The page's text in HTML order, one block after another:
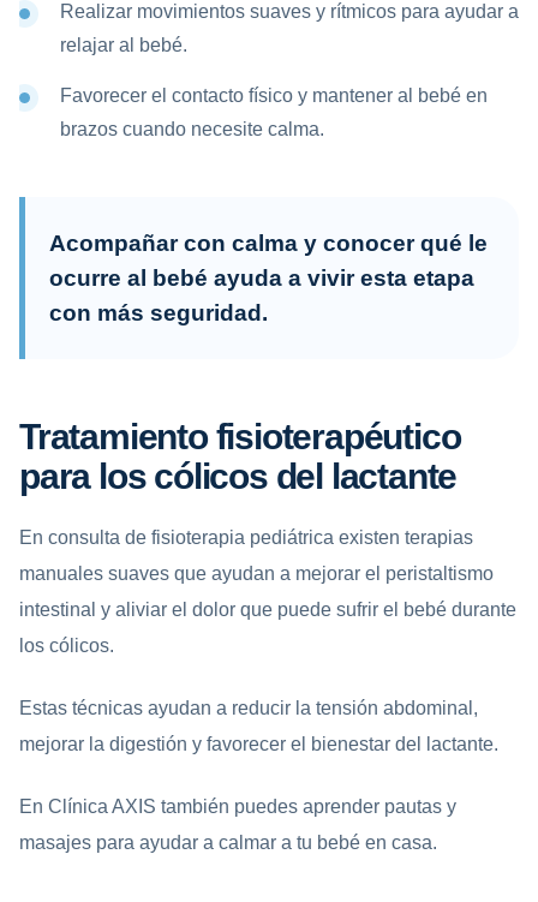
Realizar movimientos suaves y rítmicos para ayudar a
relajar al bebé.
Favorecer el contacto físico y mantener al bebé en
brazos cuando necesite calma.
Acompañar con calma y conocer qué le
ocurre al bebé ayuda a vivir esta etapa
con más seguridad.
Tratamiento fisioterapéutico
para los cólicos del lactante
En consulta de fisioterapia pediátrica existen terapias
manuales suaves que ayudan a mejorar el peristaltismo
intestinal y aliviar el dolor que puede sufrir el bebé durante
los cólicos.
Estas técnicas ayudan a reducir la tensión abdominal,
mejorar la digestión y favorecer el bienestar del lactante.
En Clínica AXIS también puedes aprender pautas y
masajes para ayudar a calmar a tu bebé en casa.